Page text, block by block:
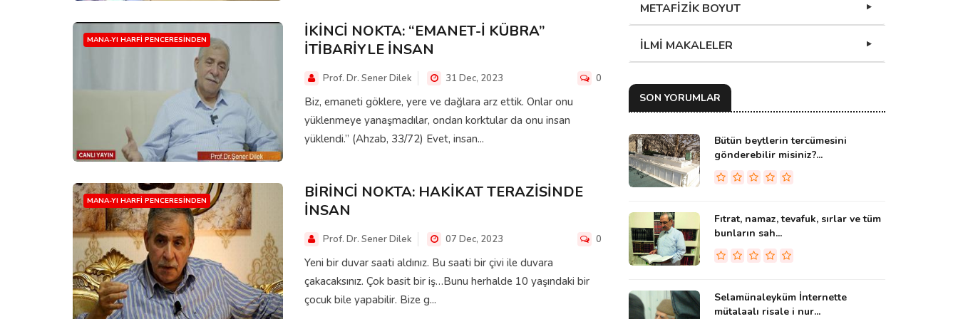
MANA-YI HARFI PENCERESINDEN
İKİNCİ NOKTA: “EMANET-İ KÜBRA”
İTİBARİYLE İNSAN
Prof. Dr. Sener Dilek 31 Dec, 2023 0
Biz, emaneti göklere, yere ve dağlara arz ettik. Onlar onu
yüklenmeye yanaşmadılar, ondan korktular da onu insan
yüklendi.” (Ahzab, 33/72) Evet, insan...
MANA-YI HARFI PENCERESINDEN
BİRİNCİ NOKTA: HAKİKAT TERAZİSİNDE
İNSAN
Prof. Dr. Sener Dilek 07 Dec, 2023 0
Yeni bir duvar saati aldınız. Bu saati bir çivi ile duvara
çakacaksınız. Çok basit bir iş…Bunu herhalde 10 yaşındaki bir
çocuk bile yapabilir. Bize g...
METAFİZİK BOYUT
İLMİ MAKALELER
SON YORUMLAR
Bütün beytlerin tercümesini
gönderebilir misiniz?...
Fıtrat, namaz, tevafuk, sırlar ve tüm
bunların sah...
Selamünaleyküm İnternette
mütalaalı risale i nur...